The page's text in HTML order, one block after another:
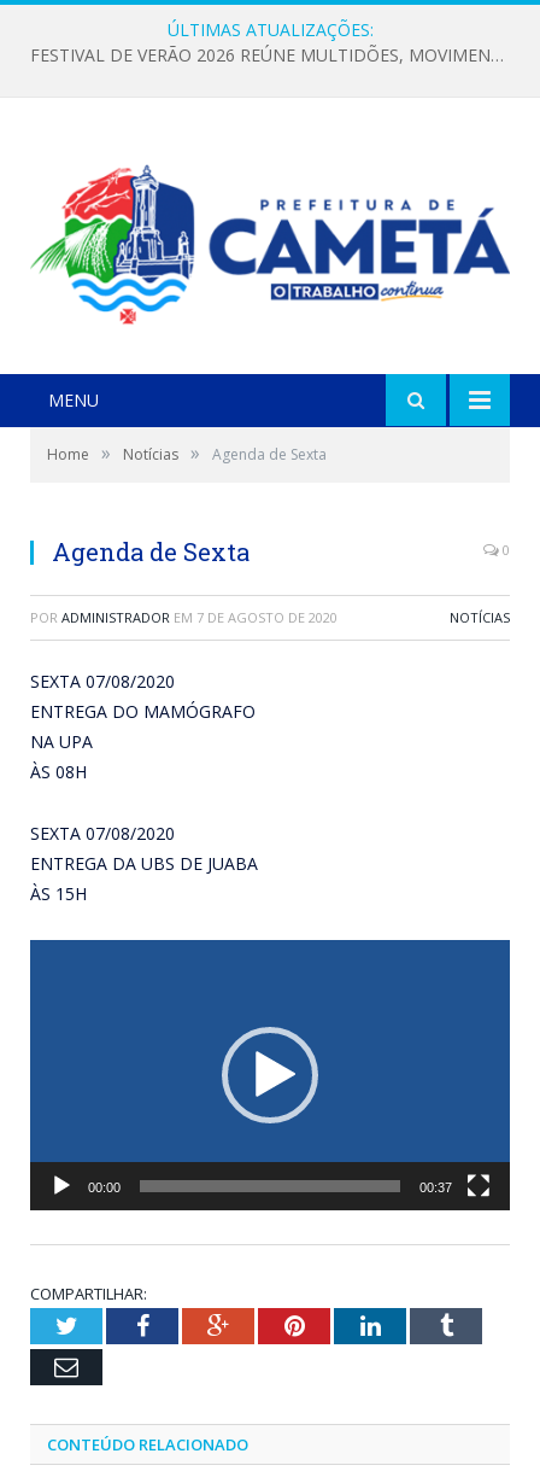
ÚLTIMAS ATUALIZAÇÕES:
FESTIVAL DE VERÃO 2026 REÚNE MULTIDÕES, MOVIMENTA A ECONOMIA E FORTALECE A CULTURA LOCAL
MENU
Home » Notícias » Agenda de Sexta
Agenda de Sexta 0
POR ADMINISTRADOR EM 7 DE AGOSTO DE 2020 NOTÍCIAS
SEXTA 07/08/2020
ENTREGA DO MAMÓGRAFO
NA UPA
ÀS 08H
SEXTA 07/08/2020
ENTREGA DA UBS DE JUABA
ÀS 15H
00:00 00:37
COMPARTILHAR:
TwitterFacebookGoogle+PinterestLinkedInTumblr
Email
CONTEÚDO RELACIONADO